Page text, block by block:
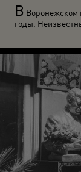
В Воронежском
годы.